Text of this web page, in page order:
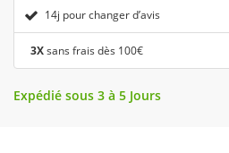
14j pour changer d’avis
3Xsans frais dès 100€
Expédié sous 3 à 5 Jours